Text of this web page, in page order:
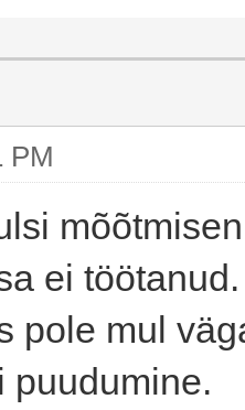
PM
ei töötanud.
pole mul
puudumine.